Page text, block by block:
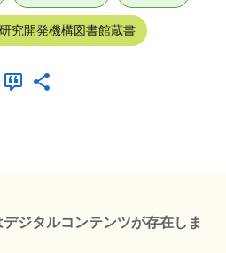
究開発機構図書館蔵書
ジタルコンテンツが存在しま